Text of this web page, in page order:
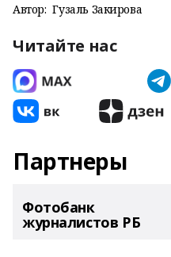
Автор: Гузаль Закирова
Читайте нас
Партнеры
Фотобанк
журналистов РБ